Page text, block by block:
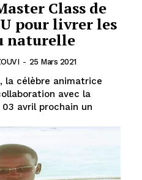
Class de
pour livrer les
naturelle
- 25 Mars 2021
la célèbre animatrice
avec la
avril prochain un